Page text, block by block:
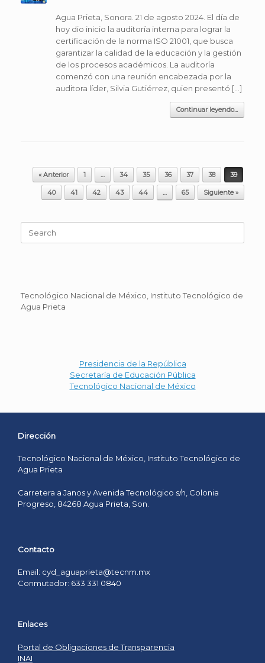
Agua Prieta, Sonora. 21 de agosto 2024. El día de
hoy dio inicio la auditoría interna para lograr la
certificación de la norma ISO 21001, que busca
garantizar la calidad de la educación y la gestión
de los procesos académicos. La auditoría
comenzó con una reunión encabezada por la
auditora líder, Silvia Gutiérrez, quien presentó […]
Continuar leyendo...
Post navigation
« Anterior 1 … 34 35 36 37 38 39
40 41 42 43 44 … 65 Siguiente »
for:
Tecnológico Nacional de México, Instituto Tecnológico de
Agua Prieta
Presidencia de la República
Secretaría de Educación Pública
Tecnológico Nacional de México
Dirección
Tecnológico Nacional de México, Instituto Tecnológico de
Agua Prieta
Carretera a Janos y Avenida Tecnológico s/n, Colonia
Progreso, 84268 Agua Prieta, Son.
Contacto
Email: cyd_aguaprieta@tecnm.mx
Conmutador: 633 331 0840
Enlaces
Portal de Obligaciones de Transparencia
INAI